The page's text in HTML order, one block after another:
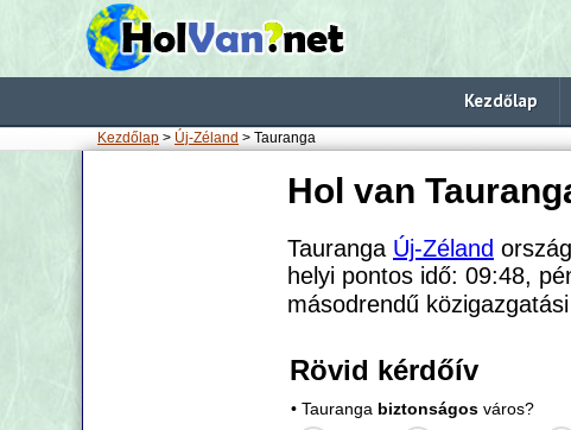
Kezdőlap
Kezdőlap > Új-Zéland > Tauranga
Hol van
Tauranga Új-Zéland
helyi pontos idő: 09:48,
másodrendű
Rövid kérdőív
• Tauranga biztonságos város?